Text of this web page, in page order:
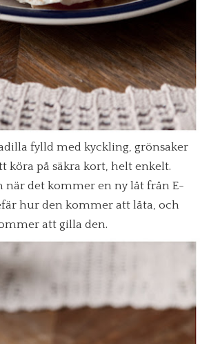
fylld med kyckling, grönsaker
köra på säkra kort, helt enkelt.
när det kommer en ny låt från E-
hur den kommer att låta, och
att gilla den.